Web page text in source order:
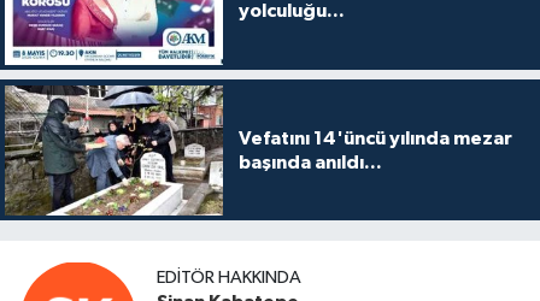
yolculuğu...
Vefatını 14'üncü yılında mezar
başında anıldı...
EDITÖR HAKKINDA